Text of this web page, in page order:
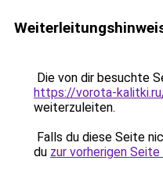
Die von dir besuchte
https://vorota-
weiterzuleiten.
Falls du diese Seite
du zur vorherigen